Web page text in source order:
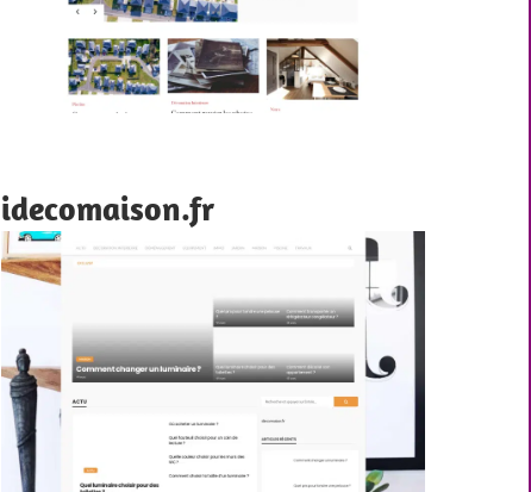
idecomaison.fr